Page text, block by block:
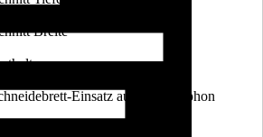
Breite
Einbauspülbecken,
Einsatz aus Holz, Siphon